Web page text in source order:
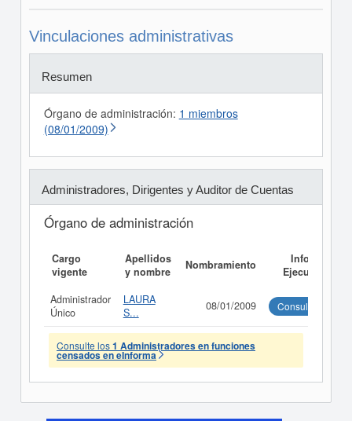
Vinculaciones administrativas
Resumen
Órgano de administración: 1 miembros
(08/01/2009)
Administradores, Dirigentes y Auditor de Cuentas
Órgano de administración
Cargo
vigente
Apellidos
y nombre
Nombramiento
Informe
Ejecutivo
Administrador
Único
LAURA
S...
08/01/2009 Consultar
Consulte los1 Administradores en funciones
censados en eInforma